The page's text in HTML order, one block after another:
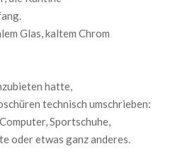
Glas, kaltem Chrom
hatte,
technisch umschrieben:
Sportschuhe,
oder etwas ganz anderes.